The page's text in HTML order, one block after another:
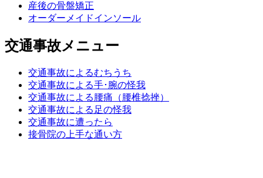
産後の骨盤矯正
オーダーメイドインソール
交通事故メニュー
交通事故によるむちうち
交通事故による手･腕の怪我
交通事故による腰痛（腰椎捻挫）
交通事故による足の怪我
交通事故に遭ったら
接骨院の上手な通い方